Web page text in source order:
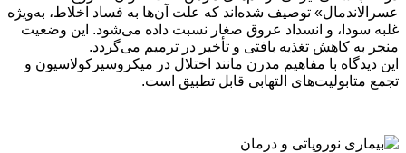
عسرالاندمال» توصیف شده‌اند که علت آن‌ها به فساد اخلاط، به‌ویژه
غلبه سودا، و انسداد عروق صغار نسبت داده می‌شود. این وضعیت
منجر به کاهش تغذیه بافتی و تأخیر در ترمیم می‌گردد.
این دیدگاه با مفاهیم مدرن مانند اختلال در میکروسیرکولاسیون و
تجمع متابولیت‌های التهابی قابل تطبیق است.